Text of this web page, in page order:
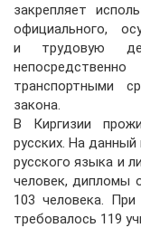
закрепляет
официального,
и трудовую
транспортными
закона.
В Киргизии
русских. На
русского языка и
человек, дипломы
103 человека.
требовалось 119